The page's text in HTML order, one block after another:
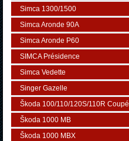
Simca 1300/1500
Simca Aronde 90A
Simca Aronde P60
SIMCA Présidence
Simca Vedette
Singer Gazelle
Škoda 100/110/120S/110R Coupé
Škoda 1000 MB
Škoda 1000 MBX